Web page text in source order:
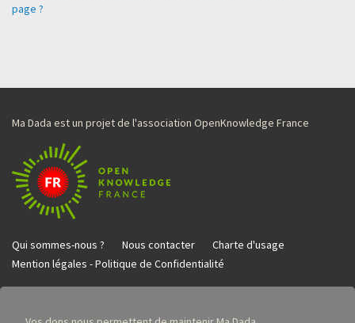
page ?
Ma Dada est un projet de l'association OpenKnowledge France
Qui sommes-nous ? Nous contacter
Charte d'usage
Mention légales - Politique de Confidentialité